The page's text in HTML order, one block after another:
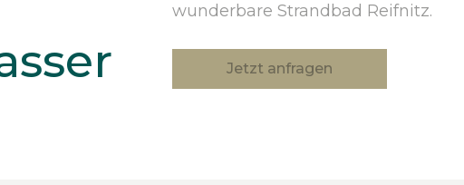
wunderbare Strandbad Reifnitz.
Jetzt anfragen